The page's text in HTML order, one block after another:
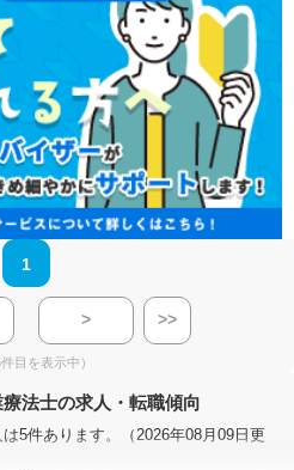
1
> >>
件目を表示中）
法士の求人・転職傾向
5件あります。（2026年08月09日更